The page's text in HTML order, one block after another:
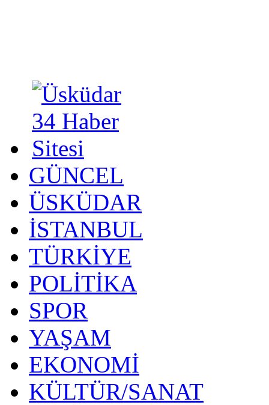
GÜNCEL
ÜSKÜDAR
İSTANBUL
TÜRKİYE
POLİTİKA
SPOR
YAŞAM
EKONOMİ
KÜLTÜR/SANAT